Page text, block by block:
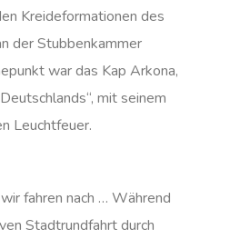
Kreideformationen des
der Stubbenkammer
war das Kap Arkona,
mit seinem
Leuchtfeuer.
fahren nach … Während
Stadtrundfahrt durch